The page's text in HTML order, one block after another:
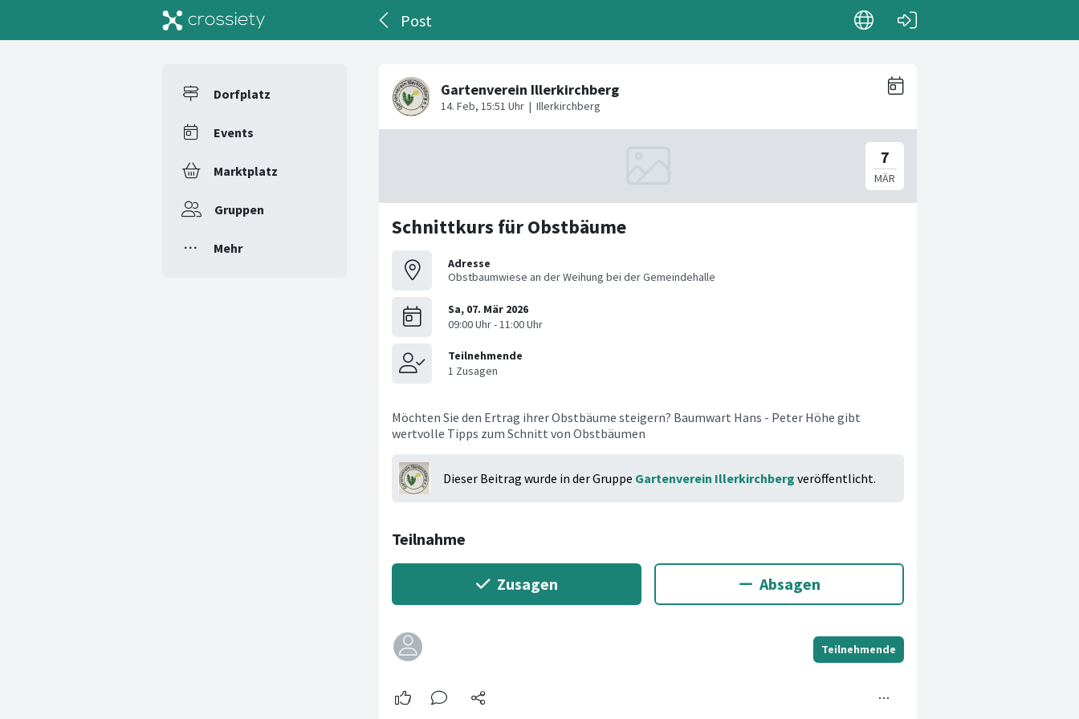
Post
Dorfplatz
Events
Marktplatz
Gruppen
Mehr
Schnittkurs für Obstbäume
Adresse
Obstbaumwiese an der Weihung bei der Gemeindehalle
Möchten Sie den Ertrag ihrer Obstbäume steigern? Baumwart Hans - Peter Höhe gibt
wertvolle Tipps zum Schnitt von Obstbäumen
Dieser Beitrag wurde in der Gruppe Gartenverein Illerkirchberg veröffentlicht.